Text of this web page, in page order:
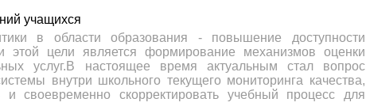
учащихся
в области образования - повышение доступности
этой цели является формирование механизмов оценки
услуг.В настоящее время актуальным стал вопрос
внутри школьного текущего мониторинга качества,
своевременно скорректировать учебный процесс для